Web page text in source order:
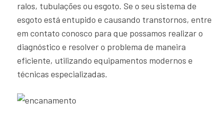
ralos, tubulações ou esgoto. Se o seu sistema de
esgoto está entupido e causando transtornos, entre
em contato conosco para que possamos realizar o
diagnóstico e resolver o problema de maneira
eficiente, utilizando equipamentos modernos e
técnicas especializadas.